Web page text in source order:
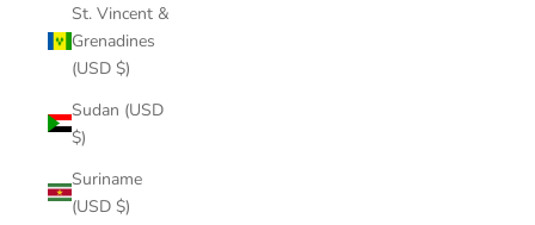
St. Vincent &
Grenadines
(USD $)
Sudan (USD
$)
Suriname
(USD $)